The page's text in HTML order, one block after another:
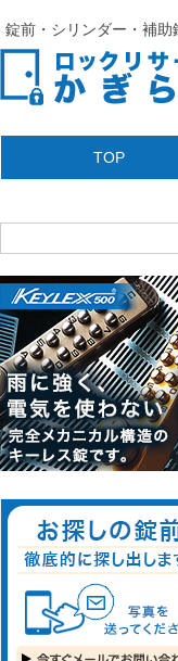
錠前・シリンダー・補
TOP